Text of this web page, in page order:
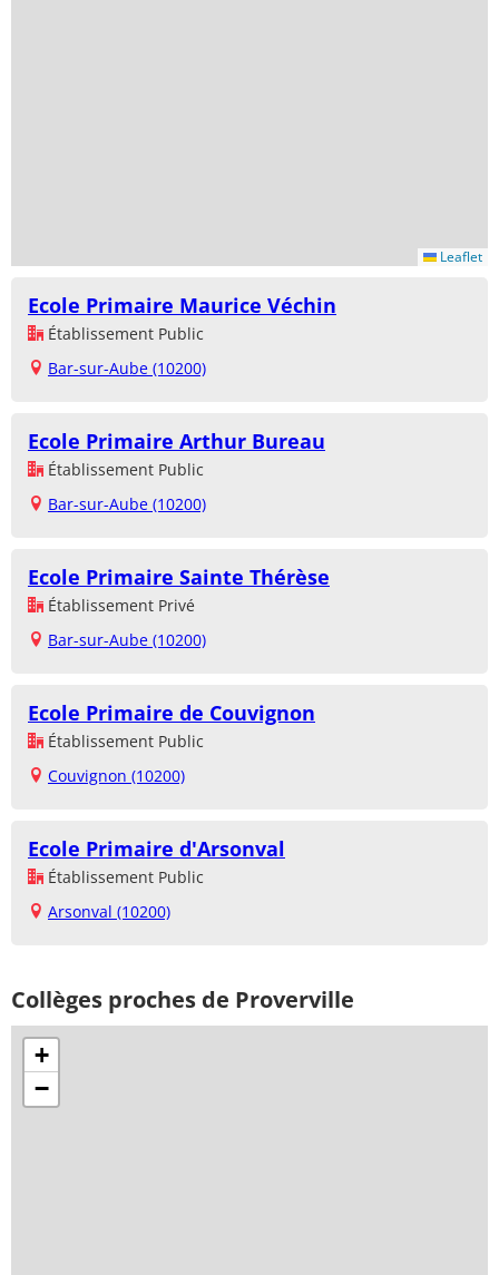
Leaflet
Ecole Primaire Maurice Véchin
Établissement Public
Bar-sur-Aube (10200)
Ecole Primaire Arthur Bureau
Établissement Public
Bar-sur-Aube (10200)
Ecole Primaire Sainte Thérèse
Établissement Privé
Bar-sur-Aube (10200)
Ecole Primaire de Couvignon
Établissement Public
Couvignon (10200)
Ecole Primaire d'Arsonval
Établissement Public
Arsonval (10200)
Collèges proches de Proverville
+
−